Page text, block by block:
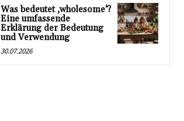
Was bedeutet ‚wholesome‘?
Eine umfassende
Erklärung der Bedeutung
und Verwendung
30.07.2026